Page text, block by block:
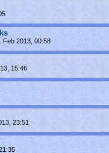
Feb 2013, 00:58
15:46
23:51